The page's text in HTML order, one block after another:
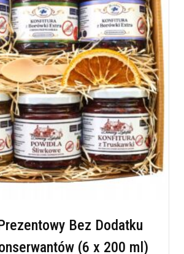
Bez Dodatku
(6 x 200 ml)